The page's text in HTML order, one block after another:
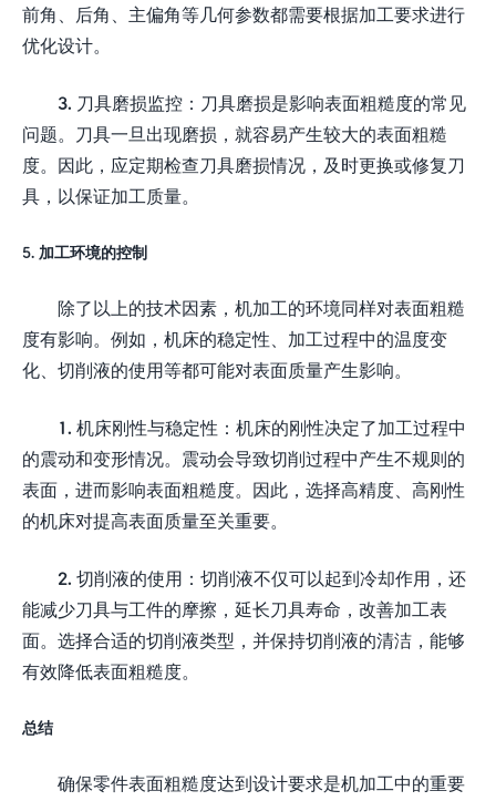
前角、后角、主偏角等几何参数都需要根据加工要求进行
优化设计。
3. 刀具磨损监控：刀具磨损是影响表面粗糙度的常见
问题。刀具一旦出现磨损，就容易产生较大的表面粗糙
度。因此，应定期检查刀具磨损情况，及时更换或修复刀
具，以保证加工质量。
5. 加工环境的控制
除了以上的技术因素，机加工的环境同样对表面粗糙
度有影响。例如，机床的稳定性、加工过程中的温度变
化、切削液的使用等都可能对表面质量产生影响。
1. 机床刚性与稳定性：机床的刚性决定了加工过程中
的震动和变形情况。震动会导致切削过程中产生不规则的
表面，进而影响表面粗糙度。因此，选择高精度、高刚性
的机床对提高表面质量至关重要。
2. 切削液的使用：切削液不仅可以起到冷却作用，还
能减少刀具与工件的摩擦，延长刀具寿命，改善加工表
面。选择合适的切削液类型，并保持切削液的清洁，能够
有效降低表面粗糙度。
总结
确保零件表面粗糙度达到设计要求是机加工中的重要